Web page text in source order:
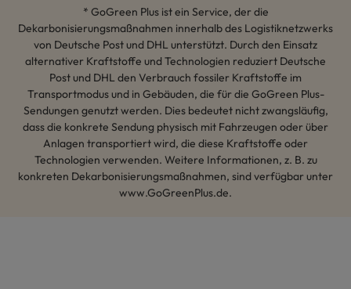
* GoGreen Plus ist ein Service, der die
Dekarbonisierungsmaßnahmen innerhalb des Logistiknetzwerks
von Deutsche Post und DHL unterstützt. Durch den Einsatz
alternativer Kraftstoffe und Technologien reduziert Deutsche
Post und DHL den Verbrauch fossiler Kraftstoffe im
Transportmodus und in Gebäuden, die für die GoGreen Plus-
Sendungen genutzt werden. Dies bedeutet nicht zwangsläufig,
dass die konkrete Sendung physisch mit Fahrzeugen oder über
Anlagen transportiert wird, die diese Kraftstoffe oder
Technologien verwenden. Weitere Informationen, z. B. zu
konkreten Dekarbonisierungsmaßnahmen, sind verfügbar unter
www.GoGreenPlus.de.